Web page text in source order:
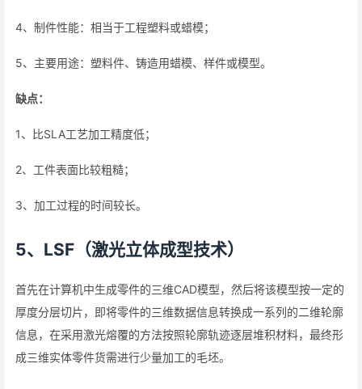
4、制件性能：相当于工程塑料或蜡模；
5、主要用途：塑料件、铸造用蜡模、样件或模型。
缺点：
1、比SLA工艺加工精度低；
2、工件表面比较粗糙；
3、加工过程的时间较长。
5、LSF（激光立体成型技术）
首先在计算机中生成零件的三维CAD模型，然后将该模型按一定的
厚度分层切片，即将零件的三维数据信息转换成一系列的二维轮廓
信息，在采用激光熔覆的方法按照轮廓轨迹逐层堆积材料，最终形
成三维实体零件货需进行少量加工的毛坯。